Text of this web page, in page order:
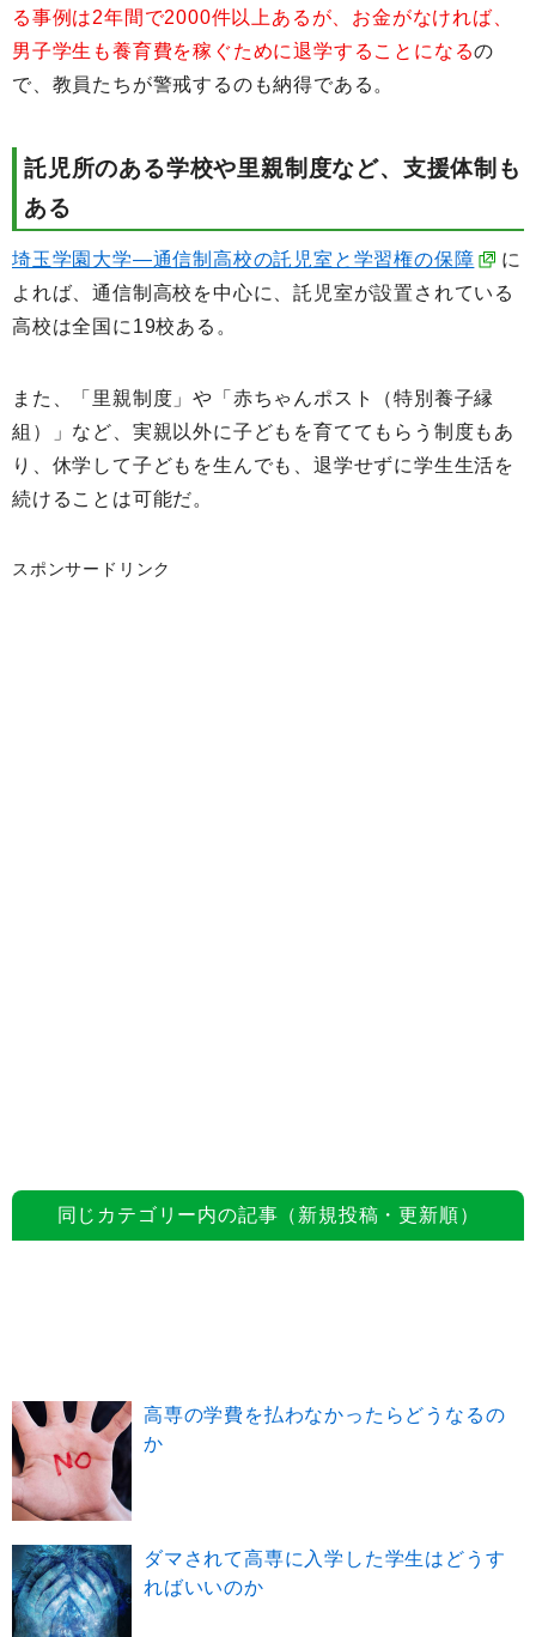
る事例は2年間で2000件以上あるが、お金がなければ、
男子学生も養育費を稼ぐために退学することになるの
で、教員たちが警戒するのも納得である。
託児所のある学校や里親制度など、支援体制も
ある
埼玉学園大学―通信制高校の託児室と学習権の保障
に
よれば、通信制高校を中心に、託児室が設置されている
高校は全国に19校ある。
また、「里親制度」や「赤ちゃんポスト（特別養子縁
組）」など、実親以外に子どもを育ててもらう制度もあ
り、休学して子どもを生んでも、退学せずに学生生活を
続けることは可能だ。
スポンサードリンク
同じカテゴリー内の記事（新規投稿・更新順）
高専の学費を払わなかったらどうなるの
か
ダマされて高専に入学した学生はどうす
ればいいのか